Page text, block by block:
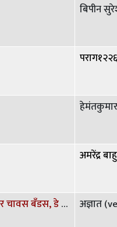
बिपीन
हेमंतकुमार
अमरेंद्र
तुंबाड भाग 2 : रेंको , फ्रेकटर चावस बॅंडस, डे ट्रेडिंग अज्ञात